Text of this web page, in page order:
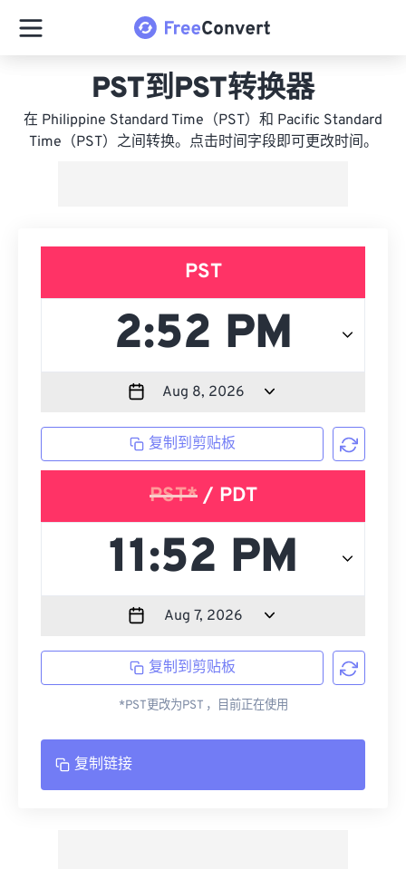
PST到PST转换器
在 Philippine Standard Time（PST）和 Pacific Standard
Time（PST）之间转换。点击时间字段即可更改时间。
PST
复制到剪贴板
PST*/ PDT
复制到剪贴板
*PST更改为PST ，目前正在使用
复制链接